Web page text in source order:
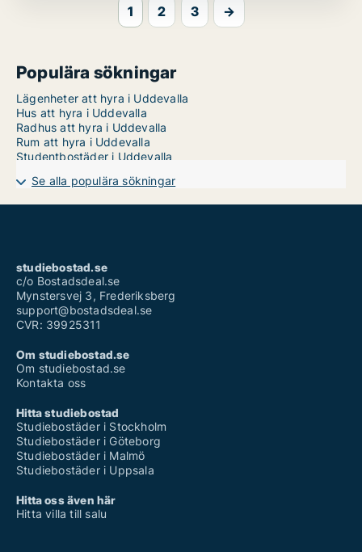
1 2 3 →
Populära sökningar
Lägenheter att hyra i Uddevalla
Hus att hyra i Uddevalla
Radhus att hyra i Uddevalla
Rum att hyra i Uddevalla
Studentbostäder i Uddevalla
Se alla populära sökningar
studiebostad.se
c/o Bostadsdeal.se
Mynstersvej 3, Frederiksberg
support@bostadsdeal.se
CVR: 39925311
Om studiebostad.se
Om studiebostad.se
Kontakta oss
Hitta studiebostad
Studiebostäder i Stockholm
Studiebostäder i Göteborg
Studiebostäder i Malmö
Studiebostäder i Uppsala
Hitta oss även här
Hitta villa till salu